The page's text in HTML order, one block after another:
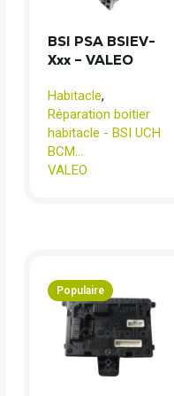
BSI PSA BSIEV-
Xxx – VALEO
Habitacle,
Réparation boitier
habitacle - BSI UCH
BCM...
VALEO
Populaire